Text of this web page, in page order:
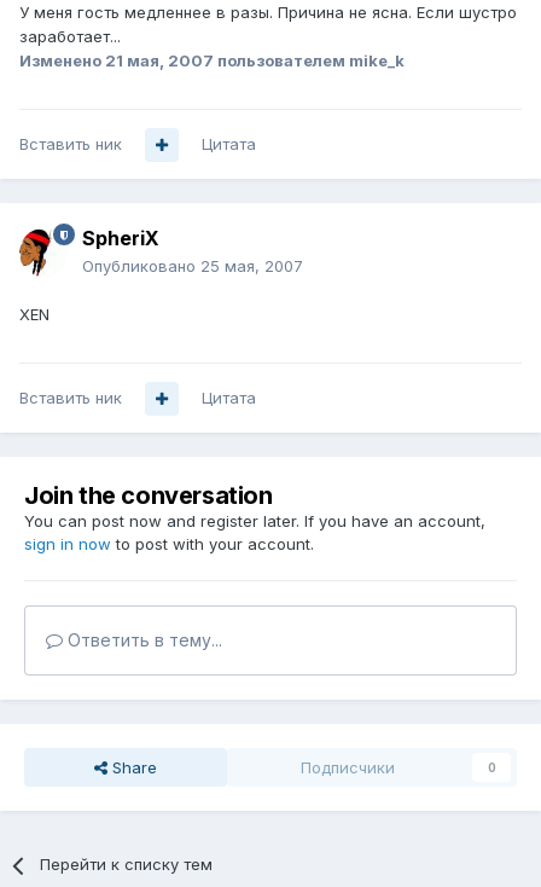
У меня гость медленнее в разы. Причина не ясна. Если шустро
заработает...
Изменено 21 мая, 2007 пользователем mike_k
Вставить ник Цитата
SpheriX
Опубликовано 25 мая, 2007
XEN
Вставить ник Цитата
Join the conversation
You can post now and register later. If you have an account,
sign in now to post with your account.
Ответить в тему...
Share Подписчики 0
Перейти к списку тем